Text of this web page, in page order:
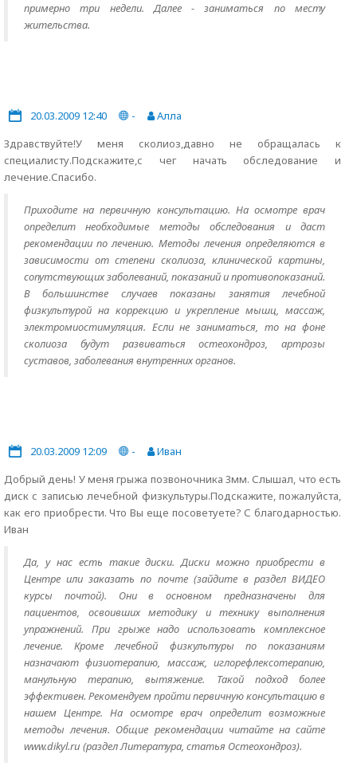
примерно три недели. Далее - заниматься по месту
жительства.
20.03.2009 12:40 -
Алла
Здравствуйте!У меня сколиоз,давно не обращалась к
специалисту.Подскажите,с чег начать обследование и
лечение.Спасибо.
Приходите на первичную консультацию. На осмотре врач
определит необходимые методы обследования и даст
рекомендации по лечению. Методы лечения определяются в
зависимости от степени сколиоза, клинической картины,
сопутствующих заболеваний, показаний и противопоказаний.
В большинстве случаев показаны занятия лечебной
физкультурой на коррекцию и укрепление мышц, массаж,
электромиостимуляция. Если не заниматься, то на фоне
сколиоза будут развиваться остеохондроз, артрозы
суставов, заболевания внутренних органов.
20.03.2009 12:09 -
Иван
Добрый день! У меня грыжа позвоночника 3мм. Слышал, что есть
диск с записью лечебной физкультуры.Подскажите, пожалуйста,
как его приобрести. Что Вы еще посоветуете? С благодарностью.
Иван
Да, у нас есть такие диски. Диски можно приобрести в
Центре или заказать по почте (зайдите в раздел ВИДЕО
курсы почтой). Они в основном предназначены для
пациентов, освоивших методику и технику выполнения
упражнений. При грыже надо использовать комплексное
лечение. Кроме лечебной физкультуры по показаниям
назначают физиотерапию, массаж, иглорефлексотерапию,
манульную терапию, вытяжение. Такой подход более
эффективен. Рекомендуем пройти первичную консультацию в
нашем Центре. На осмотре врач определит возможные
методы лечения. Общие рекомендации читайте на сайте
www.dikyl.ru (раздел Литература, статья Остеохондроз).